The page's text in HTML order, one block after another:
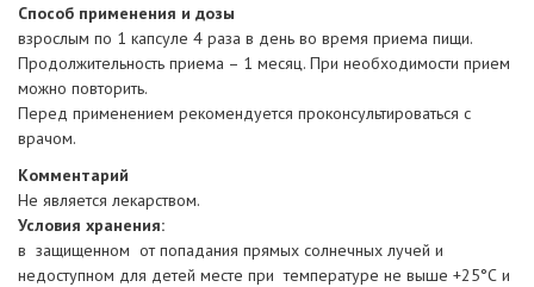
Способ применения и дозы
взрослым по 1 капсуле 4 раза в день во время приема пищи.
Продолжительность приема – 1 месяц. При необходимости прием
можно повторить.
Перед применением рекомендуется проконсультироваться с
врачом.
Комментарий
Не является лекарством.
Условия хранения:
в защищенном от попадания прямых солнечных лучей и
недоступном для детей месте при температуре не выше +25°С и